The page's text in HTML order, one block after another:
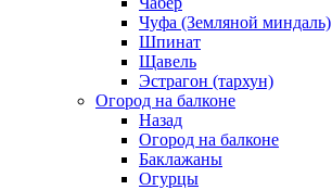
Чуфа (Земляной миндаль)
Шпинат
Щавель
Эстрагон (тархун)
Огород на балконе
Назад
Огород на балконе
Баклажаны
Огурцы